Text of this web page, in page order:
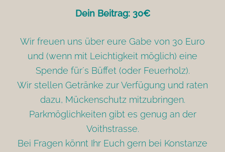
Dein Beitrag: 30€
Wir freuen uns über eure Gabe von 30 Euro
und (wenn mit Leichtigkeit möglich) eine
Spende für´s Büffet (oder Feuerholz).
Wir stellen Getränke zur Verfügung und raten
dazu, Mückenschutz mitzubringen.
Parkmöglichkeiten gibt es genug an der
Voithstrasse.
Bei Fragen könnt Ihr Euch gern bei Konstanze